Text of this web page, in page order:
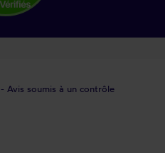
Avis soumis à un contrôle